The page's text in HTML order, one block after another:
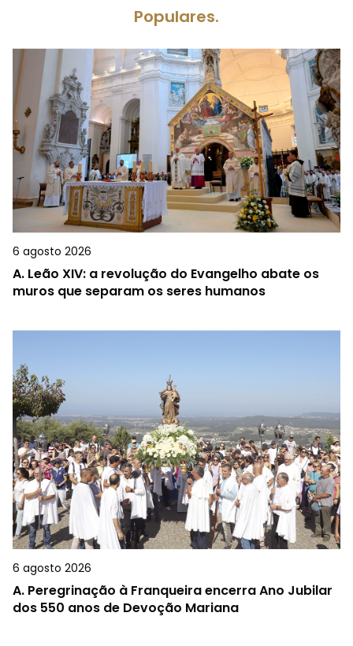
Populares.
6 agosto 2026
A. Leão XIV: a revolução do Evangelho abate os
muros que separam os seres humanos
6 agosto 2026
A. Peregrinação à Franqueira encerra Ano Jubilar
dos 550 anos de Devoção Mariana